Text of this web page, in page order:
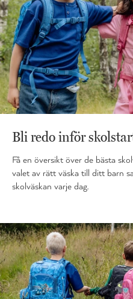
Bli redo inför
Få en översikt över de bästa
valet av rätt väska till ditt barn
skolväskan varje dag.